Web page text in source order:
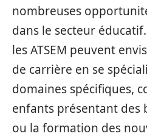
nombreuses
dans le secteur
les ATSEM peuvent
de carrière en se
domaines spécifiques,
enfants présentant des
ou la formation des